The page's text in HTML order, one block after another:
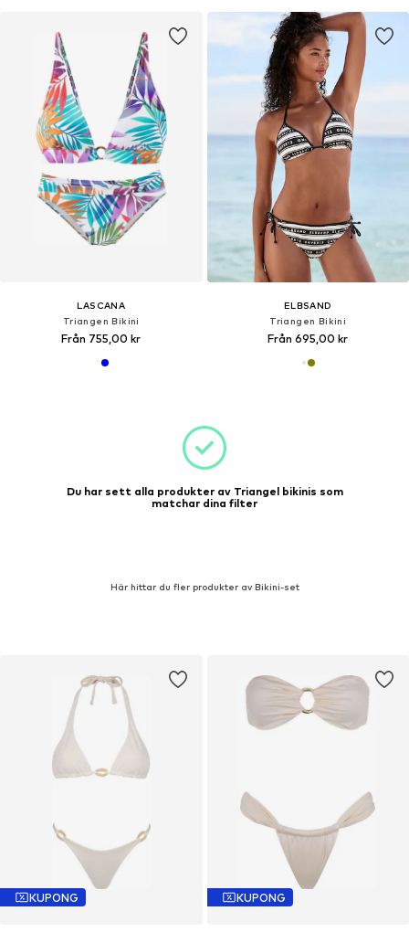
LASCANA
Triangen Bikini
Från 755,00 kr
ELBSAND
Triangen Bikini
Från 695,00 kr
Du har sett alla produkter av Triangel bikinis som
matchar dina filter
Här hittar du fler produkter av Bikini-set
KUPONG KUPONG